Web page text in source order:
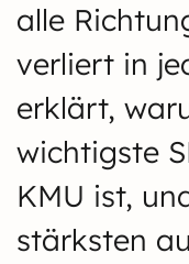
alle
verliert in
erklärt,
wichtigste
KMU ist,
stärksten